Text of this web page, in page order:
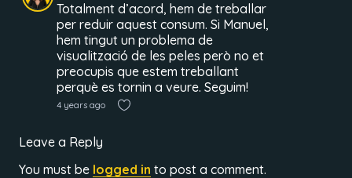
Totalment d’acord, hem de treballar
per reduir aquest consum. Si Manuel,
hem tingut un problema de
visualització de les peles però no et
preocupis que estem treballant
perquè es tornin a veure. Seguim!
4 years ago
Leave a Reply
You must be logged in to post a comment.